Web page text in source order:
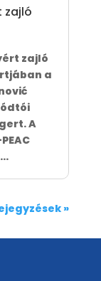
zajló
zajló
a
A
»